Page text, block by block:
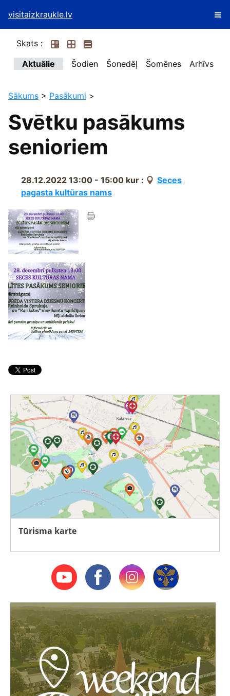
visitaizkraukle.lv
Skats :
Aktuālie
Šodien Šonedēļ Šomēnes Arhīvs
Sākums > Pasākumi >
Svētku pasākums
senioriem
28.12.2022 13:00 - 15:00 kur :
Seces
pagasta kultūras nams
Tūrisma karte